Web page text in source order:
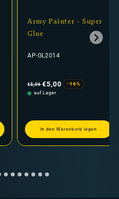
Army Painter - Super
Glue
AP-GL2014
Preis
€5,99 €5,00
-16%
auf Lager
In den Warenkorb legen